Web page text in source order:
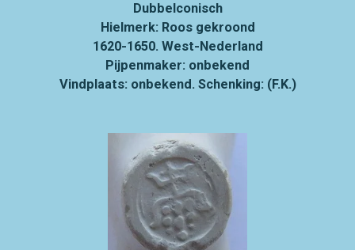
Dubbelconisch
Hielmerk: Roos gekroond
1620-1650. West-Nederland
Pijpenmaker: onbekend
Vindplaats: onbekend. Schenking: (F.K.)